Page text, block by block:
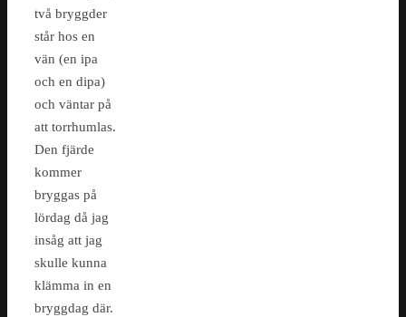
två bryggder
står hos en
vän (en ipa
och en dipa)
och väntar på
att torrhumlas.
Den fjärde
kommer
bryggas på
lördag då jag
insåg att jag
skulle kunna
klämma in en
bryggdag där.